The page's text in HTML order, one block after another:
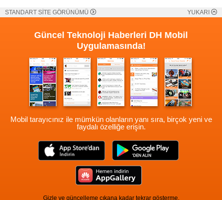
STANDART SİTE GÖRÜNÜMÜ YUKARI
Güncel Teknoloji Haberleri DH Mobil
Uygulamasında!
Mobil tarayıcınız ile mümkün olanların yanı sıra, birçok yeni ve
faydalı özelliğe erişin.
Gizle ve güncelleme çıkana kadar tekrar gösterme.